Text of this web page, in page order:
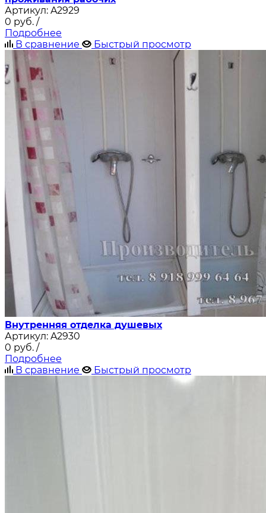
Артикул: A2929
0 руб. /
Подробнее
В сравнение
Быстрый просмотр
Внутренняя отделка душевых
Артикул: A2930
0 руб. /
Подробнее
В сравнение
Быстрый просмотр